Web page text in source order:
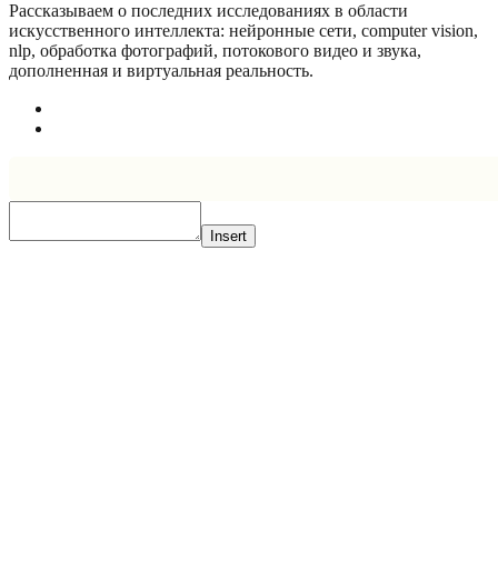
Рассказываем о последних исследованиях в области
искусcтвенного интеллекта: нейронные сети, computer vision,
nlp, обработка фотографий, потокового видео и звука,
дополненная и виртуальная реальность.
Insert